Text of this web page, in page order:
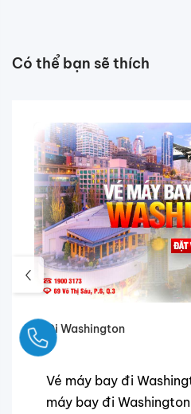
Có thể bạn sẽ thích
Đi Washington
Vé máy bay đi
máy bay đi Washington là một lựa chọn